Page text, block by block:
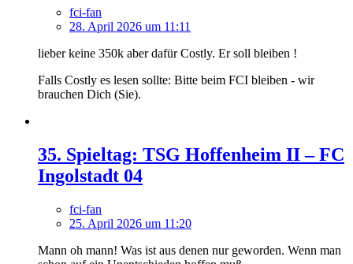
fci-fan
28. April 2026 um 11:11
lieber keine 350k aber dafür Costly. Er soll bleiben !
Falls Costly es lesen sollte: Bitte beim FCI bleiben - wir
brauchen Dich (Sie).
35. Spieltag: TSG Hoffenheim II – FC
Ingolstadt 04
fci-fan
25. April 2026 um 11:20
Mann oh mann! Was ist aus denen nur geworden. Wenn man